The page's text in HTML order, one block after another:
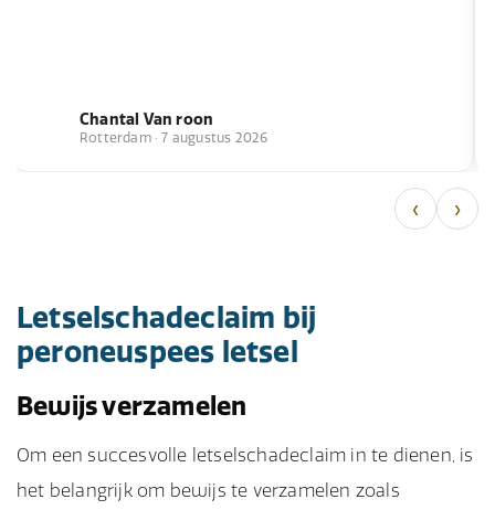
Chantal Van roon
Rotterdam · 7 augustus 2026
‹ ›
Letselschadeclaim bij
peroneuspees letsel
Bewijs verzamelen
Om een succesvolle letselschadeclaim in te dienen, is
het belangrijk om bewijs te verzamelen zoals